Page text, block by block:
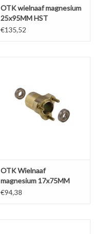
OTK wielnaaf magnesium
25x95MM HST
€135,52
OTK Wielnaaf
magnesium 17x75MM
BST
€94,38